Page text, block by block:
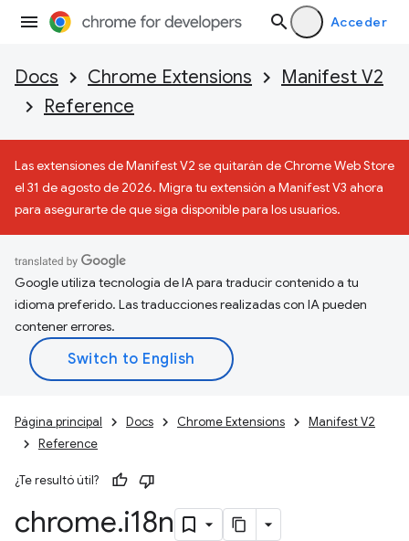
Acceder
Docs Chrome Extensions
Manifest V2
Reference
Las extensiones de Manifest V2 se quitarán de Chrome Web Store
el 31 de agosto de 2026. Migra tu extensión a Manifest V3 ahora
para asegurarte de que siga disponible para los usuarios.
Google utiliza tecnología de IA para traducir contenido a tu
idioma preferido. Las traducciones realizadas con IA pueden
contener errores.
Página principal Docs Chrome Extensions
Manifest V2
Reference
¿Te resultó útil?
chrome.i18n